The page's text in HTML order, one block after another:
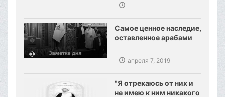
Самое ценное наследие,
оставленное арабами
апреля 7, 2019
"Я отрекаюсь от них и
не имею к ним никакого